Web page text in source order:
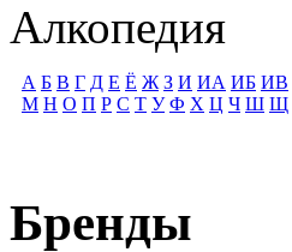
Алкопедия
А Б В Г Д Е Ё Ж З И ИА ИБ ИВ
М Н О П Р С Т У Ф Х Ц Ч Ш Щ
Бренды